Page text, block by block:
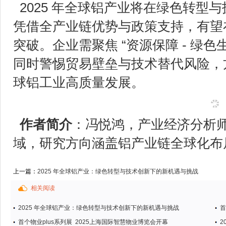
2025 年全球铝产业将在绿色转型
凭借全产业链优势与政策支持，有
突破。企业需聚焦 “资源保障 - 绿色
同时警惕贸易壁垒与技术替代风险
球铝工业高质量发展。
作者简介：冯悦鸿，产业经济分析
域，研究方向涵盖铝产业链全球化
上一篇： 2025 年全球铝产业：绿色转型与技术创新下的新机遇与挑战
相关阅读
2025 年全球铝产业：绿色转型与技术创新下的新机遇与挑战
首个物业plus系列展 2025上海国际智慧物业博览会开幕